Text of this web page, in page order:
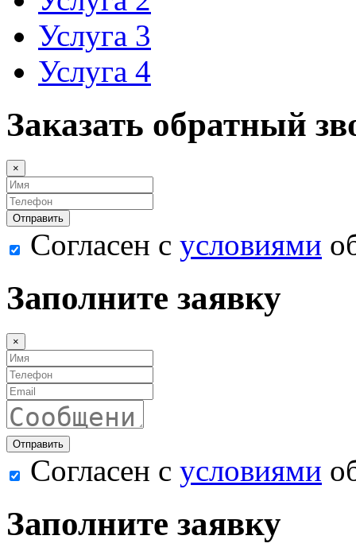
Услуга 3
Услуга 4
Заказать обратный
×
Согласен с условиями
Заполните заявку
×
Согласен с условиями
Заполните заявку